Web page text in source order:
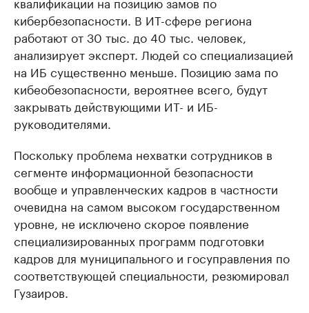
кибербезопасности. В ИТ-сфере региона
работают от 30 тыс. до 40 тыс. человек,
анализирует эксперт. Людей со специализацией
на ИБ существенно меньше. Позицию зама по
кибеобезопасности, вероятнее всего, будут
закрывать действующими ИТ- и ИБ-
руководителями.
Поскольку проблема нехватки сотрудников в
сегменте информационной безопасности
вообще и управленческих кадров в частности
очевидна на самом высоком государственном
уровне, не исключено скорое появление
специализированных программ подготовки
кадров для муниципального и госуправления по
соответствующей специальности, резюмировал
Гузаиров.